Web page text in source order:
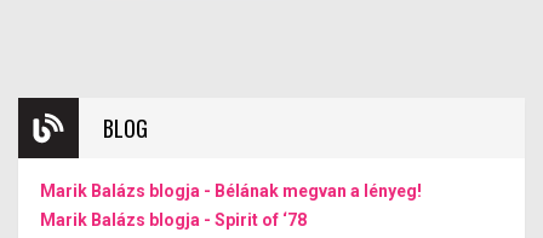
BLOG
Marik Balázs blogja - Bélának megvan a lényeg!
Marik Balázs blogja - Spirit of ‘78